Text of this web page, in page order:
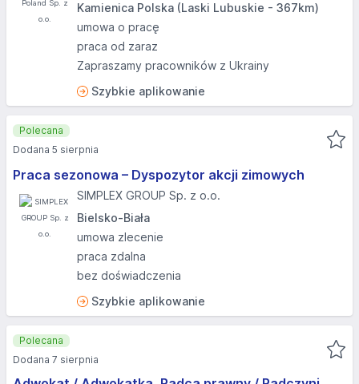
Kamienica Polska (Laski Lubuskie - 367km)
umowa o pracę
praca od zaraz
Zapraszamy pracowników z Ukrainy
Szybkie aplikowanie
Praca sezonowa – Dyspozytor akcji zimowych
SIMPLEX GROUP Sp. z o.o.
Bielsko-Biała
umowa zlecenie
praca zdalna
bez doświadczenia
Szybkie aplikowanie
Polecana
Dodana 5 sierpnia
Polecana
Dodana 7 sierpnia